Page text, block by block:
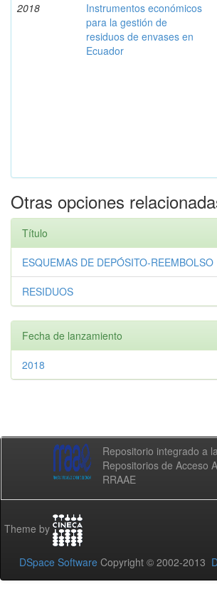
2018
Instrumentos económicos
para la gestión de
residuos de envases en
Ecuador
Otras opciones
Título
ESQUEMAS DE DEPÓSITO-REEMBOLSO
RESIDUOS
Fecha de lanzamiento
2018
Repositorio integrado a
Repositorios de Acceso
RRAAE
Theme by
DSpace Software Copyright © 2002-2013